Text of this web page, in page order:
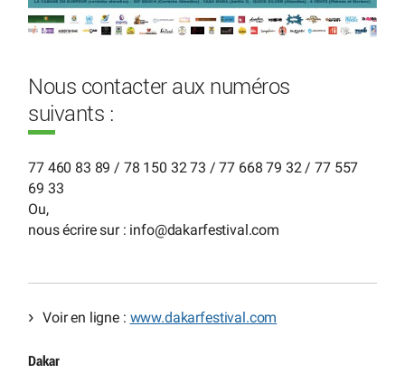
Nous contacter aux numéros
suivants :
77 460 83 89 / 78 150 32 73 / 77 668 79 32 / 77 557
69 33
Ou,
nous écrire sur : info@dakarfestival.com
Voir en ligne : www.dakarfestival.com
Dakar